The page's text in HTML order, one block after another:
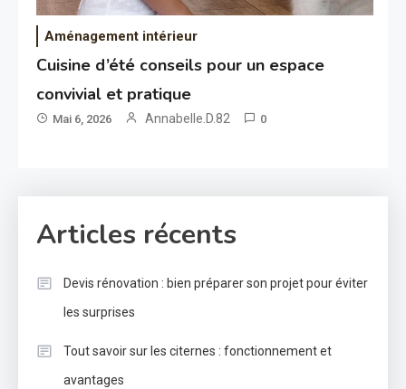
Aménagement intérieur
Cuisine d’été conseils pour un espace
convivial et pratique
Mai 6, 2026 Annabelle.D.82 0
Articles récents
Devis rénovation : bien préparer son projet pour éviter
les surprises
Tout savoir sur les citernes : fonctionnement et
avantages